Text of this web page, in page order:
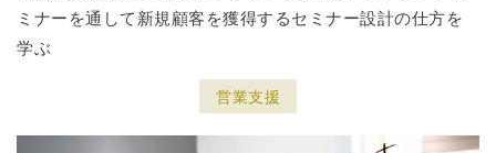
ミナーを通して新規顧客を獲得するセミナー設計の仕方を
学ぶ
営業支援